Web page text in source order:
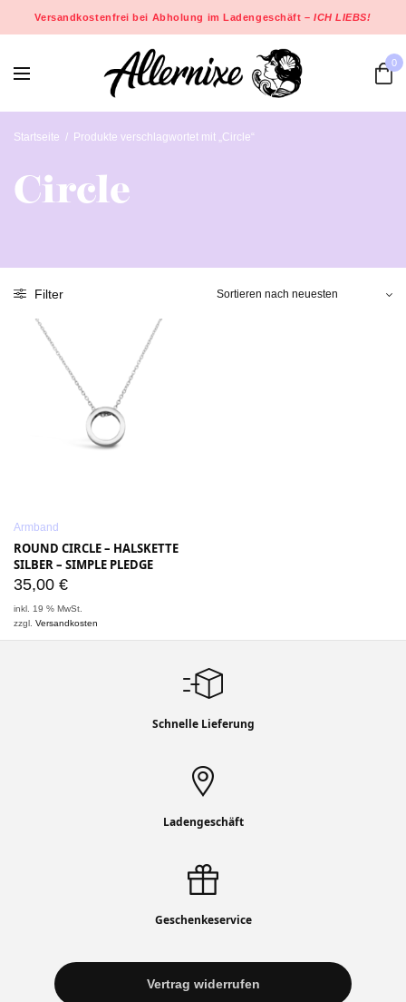
Versandkostenfrei bei Abholung im Ladengeschäft –ICH LIEBS!
0
Startseite / Produkte verschlagwortet mit „Circle“
Circle
Filter
Armband
ROUND CIRCLE – HALSKETTE
SILBER – SIMPLE PLEDGE
35,00 €
inkl. 19 % MwSt.
zzgl.Versandkosten
Schnelle Lieferung
Ladengeschäft
Geschenkeservice
Vertrag widerrufen